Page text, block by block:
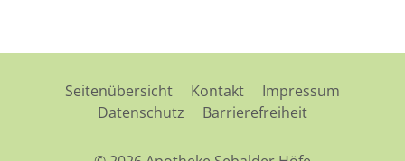
Seitenübersicht Kontakt
Impressum
Datenschutz
Barrierefreiheit